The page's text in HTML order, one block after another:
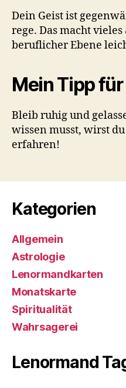
Dein Geist ist
rege. Das macht
beruflicher Ebene
Mein Tipp
Bleib ruhig und
wissen musst, wirst
erfahren!
Kategorien
Allgemein
Astrologie
Lenormandkarten
Monatskarte
Spiritualität
Wahrsagerei
Lenormand